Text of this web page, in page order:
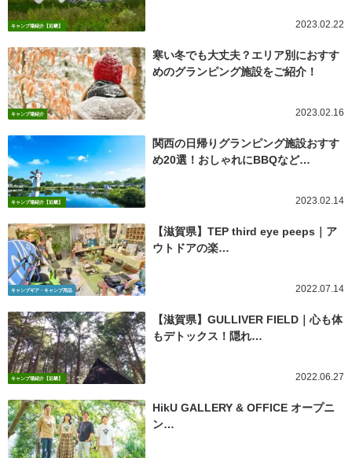
キャンプ場紹介【近畿】 2023.02.22
キャンプ場紹介
寒い冬でも大丈夫？エリア別におすす
めのグランピング施設をご紹介！
2023.02.16
キャンプ場紹介【近畿】
関西の日帰りグランピング施設おすす
め20選！おしゃれにBBQなど…
2023.02.14
キャンプギア・キャンプ用品
【滋賀県】TEP third eye peeps｜ア
ウトドアの楽…
2022.07.14
キャンプ場紹介【近畿】
【滋賀県】GULLIVER FIELD｜心も体
もデトックス！隠れ…
2022.06.27
HikU GALLERY & OFFICE オープニ
ン…